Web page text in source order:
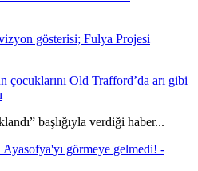
gösterisi; Fulya Projesi
çocuklarını Old Trafford’da arı gibi
başlığıyla verdiği haber...
görmeye gelmedi! -